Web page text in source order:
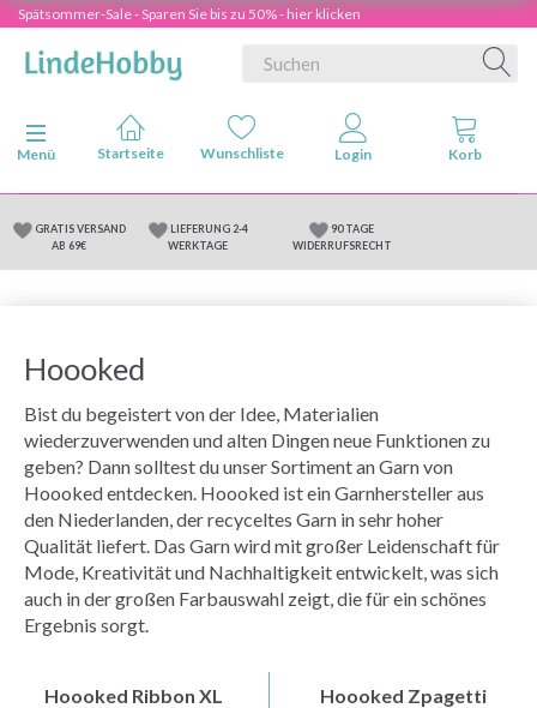
Spätsommer-Sale - Sparen Sie bis zu 50% - hier klicken
Anzeige ändern
Menü
GRATIS VERSAND
AB 69€
LIEFERUNG 2-4
WERKTAGE
90 TAGE
WIDERRUFSRECHT
Hoooked
Bist du begeistert von der Idee, Materialien
wiederzuverwenden und alten Dingen neue Funktionen zu
geben? Dann solltest du unser Sortiment an Garn von
Hoooked entdecken. Hoooked ist ein Garnhersteller aus
den Niederlanden, der recyceltes Garn in sehr hoher
Qualität liefert. Das Garn wird mit großer Leidenschaft für
Mode, Kreativität und Nachhaltigkeit entwickelt, was sich
auch in der großen Farbauswahl zeigt, die für ein schönes
Ergebnis sorgt.
Hoooked Ribbon XL Hoooked Zpagetti